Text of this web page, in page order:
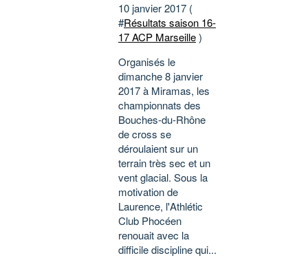
10 janvier 2017 (
#Résultats saison 16-
17 ACP Marseille)
Organisés le
dimanche 8 janvier
2017 à Miramas, les
championnats des
Bouches-du-Rhône
de cross se
déroulaient sur un
terrain très sec et un
vent glacial. Sous la
motivation de
Laurence, l'Athlétic
Club Phocéen
renouait avec la
difficile discipline qui...